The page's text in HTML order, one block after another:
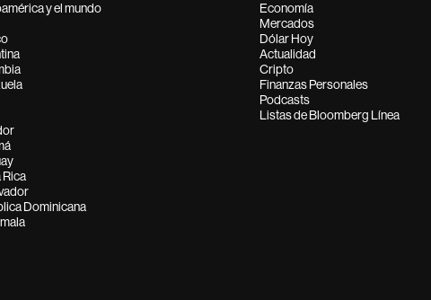
y el mundo
Rica
Dominicana
Economía
Mercados
Dólar Hoy
Actualidad
Cripto
Finanzas Personales
Podcasts
Listas de Bloomberg Línea